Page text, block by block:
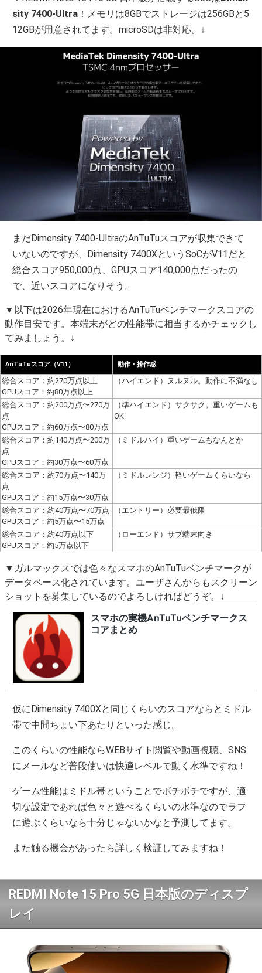
sity 7400‐Ultra ！メモリは8GBでストレージは256GBと5
12GBが用意されてます。microSDは非対応。↓
まだDimensity 7400‐UltraのAnTuTuスコアが収集できて
いないのですが、Dimensity 7400XというSoCがV11だと
総合スコア950,000点、GPUスコア140,000点だったの
で、近いスコアになりそう。
▼以下は2026年現在におけるAnTuTuベンチマークスコアの
動作目安です。本端末がどの性能帯に相当するかチェックし
てみましょう。↓
AnTuTuスコア（V11） 動作・操作感
総合スコア：約270万点以上
GPUスコア：約80万点以上
（ハイエンド）ヌルヌル。動作に不満なし
総合スコア：約200万点〜270万
点
GPUスコア：約60万点〜80万点
（準ハイエンド）サクサク。重いゲームも
OK
総合スコア：約140万点〜200万
点
GPUスコア：約30万点〜60万点
（ミドルハイ）重いゲームもなんとか
総合スコア：約70万点〜140万
点
GPUスコア：約15万点〜30万点
（ミドルレンジ）軽いゲームくらいなら
総合スコア：約40万点〜70万点
GPUスコア：約5万点〜15万点
（エントリー）必要最低限
総合スコア：約40万点以下
GPUスコア：約5万点以下
（ローエンド）サブ端末向き
▼ガルマックスでは色々なスマホのAnTuTuベンチマークが
データベース化されています。ユーザさんからもスクリーン
ショットを募集しているのでよろしければどうぞ。↓
仮にDimensity 7400Xと同じくらいのスコアならとミドル
帯で中間ちょい下あたりといった感じ。
このくらいの性能ならWEBサイト閲覧や動画視聴、SNS
にメールなど普段使いは快適レベルで動く水準ですね！
ゲーム性能はミドル帯ということでボチボチですが、適
切な設定であれば色々と遊べるくらいの水準なのでラフ
に遊ぶくらいなら十分じゃないかなと予測してます。
また触る機会があったら詳しく検証してみますね！
REDMI Note 15 Pro 5G 日本版のディスプ
レイ